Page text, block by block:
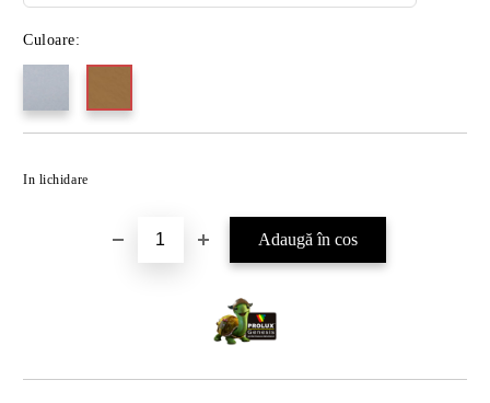
Culoare:
In lichidare